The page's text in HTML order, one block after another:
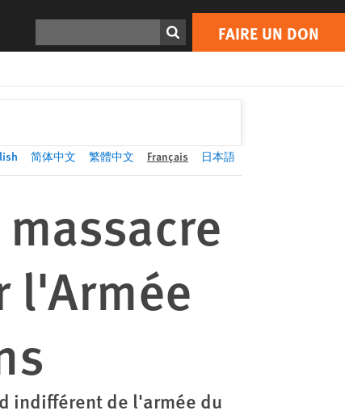
FAIRE UN DON
Print FAIRE UN DON
简体中文 繁體中文 Français 日本語
l'Armée
indifférent de l'armée du